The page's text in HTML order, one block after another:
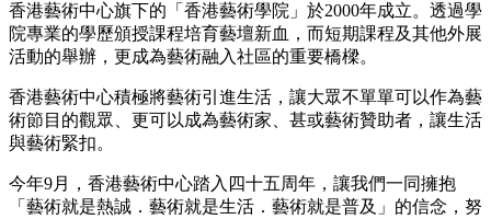
香港藝術中心旗下的「香港藝術學院」於2000年成立。透過學
院專業的學歷頒授課程培育藝壇新血，而短期課程及其他外展
活動的舉辦，更成為藝術融入社區的重要橋樑。
香港藝術中心積極將藝術引進生活，讓大眾不單單可以作為藝
術節目的觀眾、更可以成為藝術家、甚或藝術贊助者，讓生活
與藝術緊扣。
今年9月，香港藝術中心踏入四十五周年，讓我們一同擁抱
「藝術就是熱誠．藝術就是生活．藝術就是普及」的信念，努